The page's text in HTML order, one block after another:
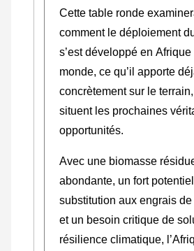
Cette table ronde
comment le déploiement
s’est développé en
monde, ce qu’il apporte
concrètement sur le
situent les prochaines
opportunités.
Avec une biomasse
abondante, un fort
substitution aux engrais
et un besoin critique de
résilience climatique,